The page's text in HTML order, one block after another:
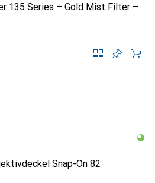
135 Series – Gold Mist Filter –
Snap-On 82